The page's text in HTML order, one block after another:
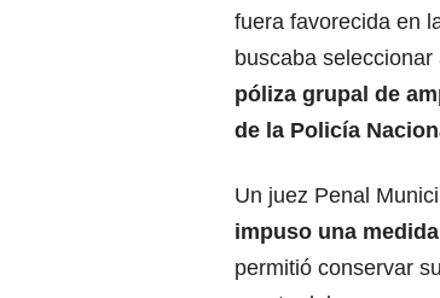
fuera favorecida en
buscaba
póliza grupal de
de la Policía
Un juez Penal
impuso una
permitió conservar